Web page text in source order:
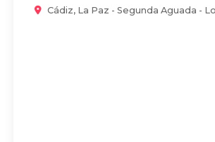
Cádiz, La Paz - Segunda Aguada -